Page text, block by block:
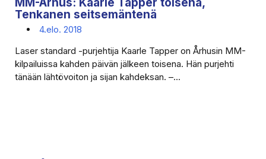
Tenkanen seitsemäntenä
4.elo. 2018
Laser standard -purjehtija Kaarle Tapper on Århusin MM-
kilpailuissa kahden päivän jälkeen toisena. Hän purjehti
tänään lähtövoiton ja sijan kahdeksan. –...